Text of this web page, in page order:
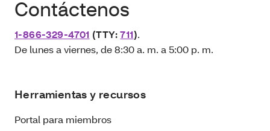
Contáctenos
1-866-329-4701 (TTY:711).
De lunes a viernes, de 8:30 a. m. a 5:00 p. m.
Herramientas y recursos
Portal para miembros